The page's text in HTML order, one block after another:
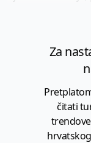
Za
čitati